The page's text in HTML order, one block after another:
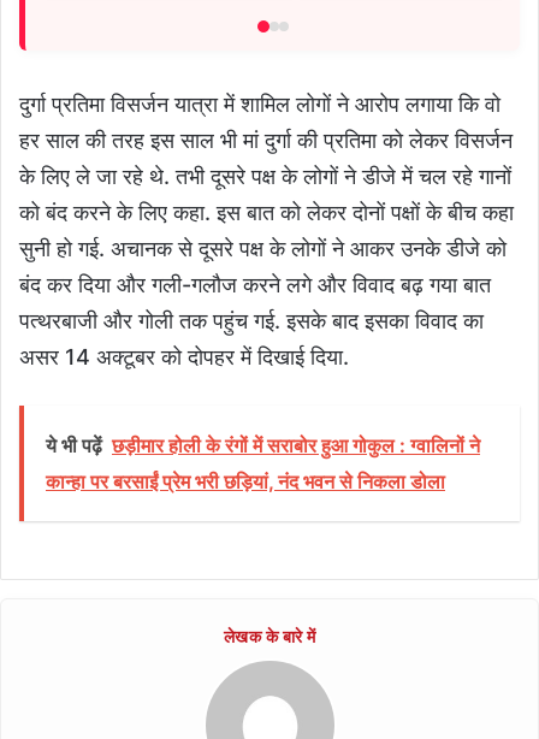
दुर्गा प्रतिमा विसर्जन यात्रा में शामिल लोगों ने आरोप लगाया कि वो
हर साल की तरह इस साल भी मां दुर्गा की प्रतिमा को लेकर विसर्जन
के लिए ले जा रहे थे. तभी दूसरे पक्ष के लोगों ने डीजे में चल रहे गानों
को बंद करने के लिए कहा. इस बात को लेकर दोनों पक्षों के बीच कहा
सुनी हो गई. अचानक से दूसरे पक्ष के लोगों ने आकर उनके डीजे को
बंद कर दिया और गली-गलौज करने लगे और विवाद बढ़ गया बात
पत्थरबाजी और गोली तक पहुंच गई. इसके बाद इसका विवाद का
असर 14 अक्टूबर को दोपहर में दिखाई दिया.
ये भी पढ़ें छड़ीमार होली के रंगों में सराबोर हुआ गोकुल : ग्वालिनों ने
कान्हा पर बरसाईं प्रेम भरी छड़ियां, नंद भवन से निकला डोला